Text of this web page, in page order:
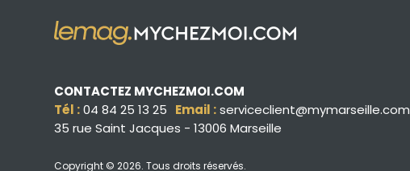
CONTACTEZ MYCHEZMOI.COM
Tél :04 84 25 13 25 Email :serviceclient@mymarseille.com
35 rue Saint Jacques - 13006 Marseille
Copyright © 2026. Tous droits réservés.